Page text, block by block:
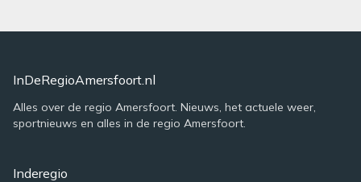
InDeRegioAmersfoort.nl
Alles over de regio Amersfoort. Nieuws, het actuele weer,
sportnieuws en alles in de regio Amersfoort.
Inderegio